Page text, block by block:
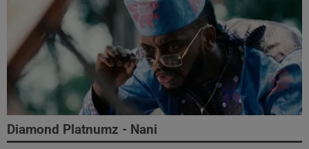
Diamond Platnumz - Nani